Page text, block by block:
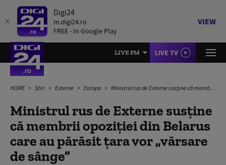
Digi24
m.digi24.ro
FREE - In Google Play
VIEW
LIVE FM LIVE TV
HOME Știri Externe Europa Ministrul rus de Externe susţine că membrii opoziţiei din Belarus care au părăsit ţara vor „vărsare de sânge”
Ministrul rus de Externe susţine
că membrii opoziţiei din Belarus
care au părăsit ţara vor „vărsare
de sânge”